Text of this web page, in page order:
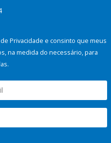
Privacidade e consinto que meus
na medida do necessário, para